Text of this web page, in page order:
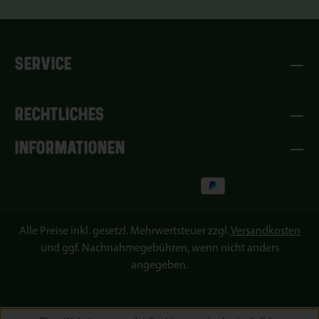
SERVICE
RECHTLICHES
INFORMATIONEN
Alle Preise inkl. gesetzl. Mehrwertsteuer zzgl. Versandkosten
und ggf. Nachnahmegebühren, wenn nicht anders
angegeben.